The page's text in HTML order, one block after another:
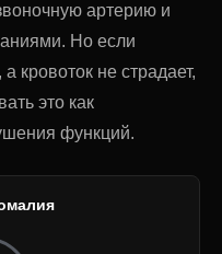
артерию и
Но если
кровоток не страдает,
это как
функций.